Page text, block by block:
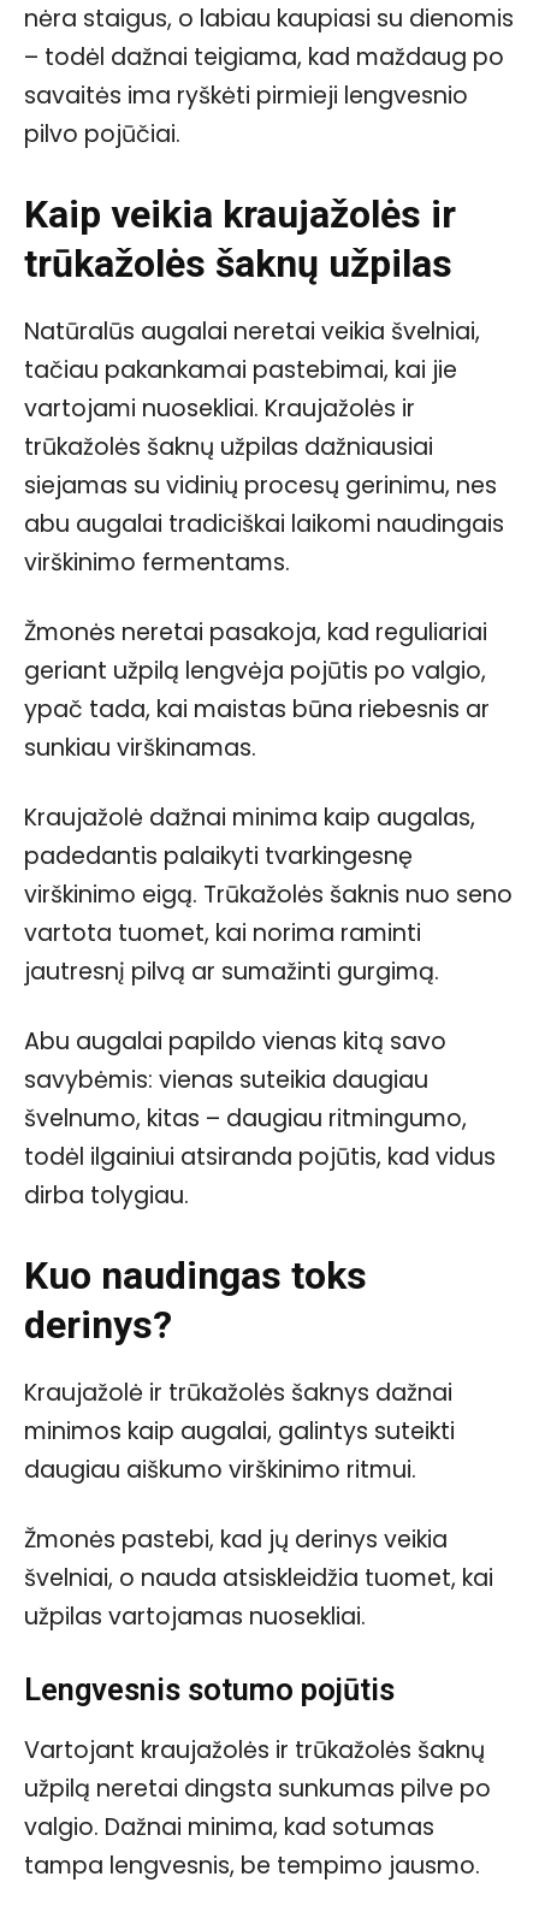
nėra staigus, o labiau kaupiasi su dienomis
– todėl dažnai teigiama, kad maždaug po
savaitės ima ryškėti pirmieji lengvesnio
pilvo pojūčiai.
Kaip veikia kraujažolės ir
trūkažolės šaknų užpilas
Natūralūs augalai neretai veikia švelniai,
tačiau pakankamai pastebimai, kai jie
vartojami nuosekliai. Kraujažolės ir
trūkažolės šaknų užpilas dažniausiai
siejamas su vidinių procesų gerinimu, nes
abu augalai tradiciškai laikomi naudingais
virškinimo fermentams.
Žmonės neretai pasakoja, kad reguliariai
geriant užpilą lengvėja pojūtis po valgio,
ypač tada, kai maistas būna riebesnis ar
sunkiau virškinamas.
Kraujažolė dažnai minima kaip augalas,
padedantis palaikyti tvarkingesnę
virškinimo eigą. Trūkažolės šaknis nuo seno
vartota tuomet, kai norima raminti
jautresnį pilvą ar sumažinti gurgimą.
Abu augalai papildo vienas kitą savo
savybėmis: vienas suteikia daugiau
švelnumo, kitas – daugiau ritmingumo,
todėl ilgainiui atsiranda pojūtis, kad vidus
dirba tolygiau.
Kuo naudingas toks
derinys?
Kraujažolė ir trūkažolės šaknys dažnai
minimos kaip augalai, galintys suteikti
daugiau aiškumo virškinimo ritmui.
Žmonės pastebi, kad jų derinys veikia
švelniai, o nauda atsiskleidžia tuomet, kai
užpilas vartojamas nuosekliai.
Lengvesnis sotumo pojūtis
Vartojant kraujažolės ir trūkažolės šaknų
užpilą neretai dingsta sunkumas pilve po
valgio. Dažnai minima, kad sotumas
tampa lengvesnis, be tempimo jausmo.